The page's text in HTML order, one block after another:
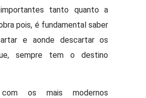
tanto quanto a
pois, é fundamental saber
e aonde descartar os
sempre tem o destino
com os mais modernos